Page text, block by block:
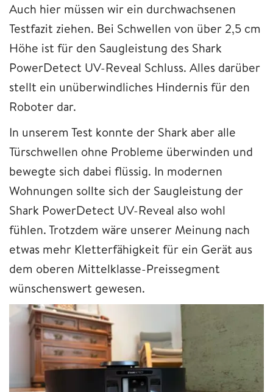
Auch hier müssen wir ein durchwachsenen
Testfazit ziehen. Bei Schwellen von über 2,5 cm
Höhe ist für den Saugleistung des Shark
PowerDetect UV-Reveal Schluss. Alles darüber
stellt ein unüberwindliches Hindernis für den
Roboter dar.
In unserem Test konnte der Shark aber alle
Türschwellen ohne Probleme überwinden und
bewegte sich dabei flüssig. In modernen
Wohnungen sollte sich der Saugleistung der
Shark PowerDetect UV-Reveal also wohl
fühlen. Trotzdem wäre unserer Meinung nach
etwas mehr Kletterfähigkeit für ein Gerät aus
dem oberen Mittelklasse-Preissegment
wünschenswert gewesen.